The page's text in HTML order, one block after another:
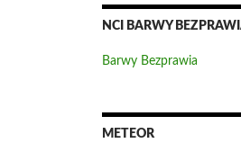
NCI BARWY
Barwy Bezprawia
METEOR